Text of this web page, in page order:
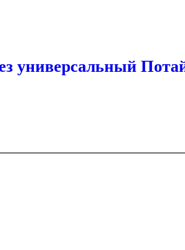
универсальный